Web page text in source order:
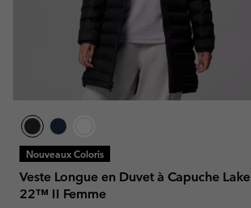
Nouveaux Coloris
Veste Longue en Duvet à Capuche Lake
22™ II Femme